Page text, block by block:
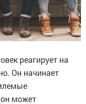
реагирует на
Он начинает
может